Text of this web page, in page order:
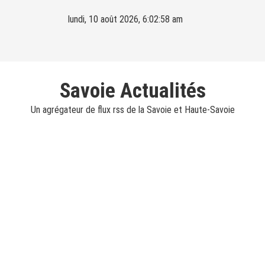
lundi, 10 août 2026, 6:02:59 am
Savoie Actualités
Un agrégateur de flux rss de la Savoie et Haute-Savoie